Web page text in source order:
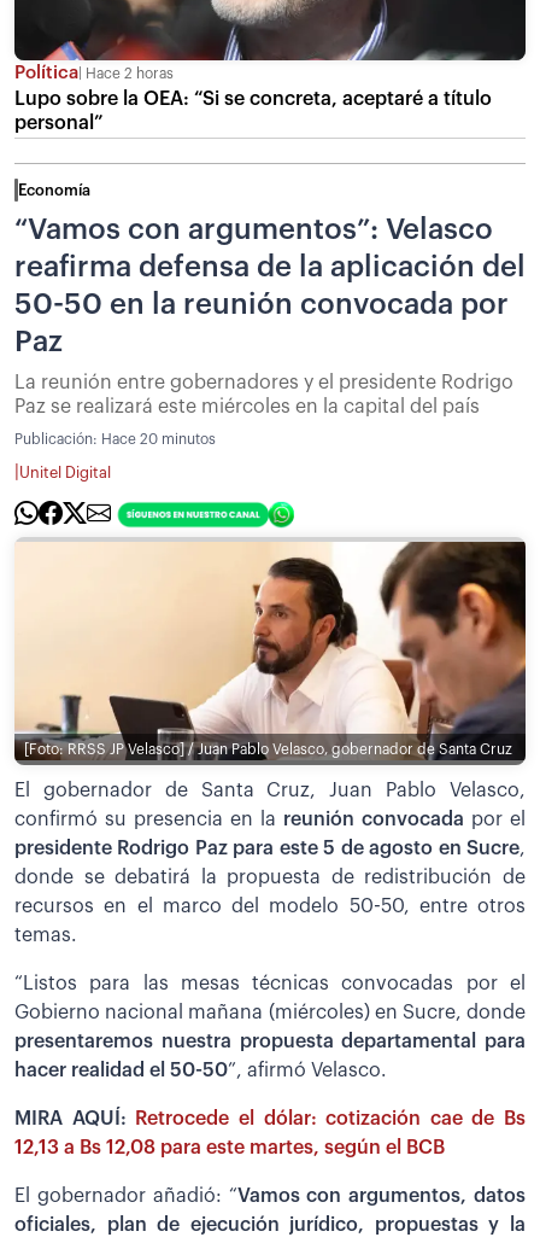
Política Hace 2 horas
Lupo sobre la OEA: “Si se concreta, aceptaré a título
personal”
Economía
“Vamos con argumentos”: Velasco
reafirma defensa de la aplicación del
50-50 en la reunión convocada por
Paz
La reunión entre gobernadores y el presidente Rodrigo
Paz se realizará este miércoles en la capital del país
Publicación: Hace 20 minutos
Unitel Digital
[Foto: RRSS JP Velasco] / Juan Pablo Velasco, gobernador de Santa Cruz
El gobernador de Santa Cruz, Juan Pablo Velasco,
confirmó su presencia en la reunión convocada por el
presidente Rodrigo Paz para este 5 de agosto en Sucre,
donde se debatirá la propuesta de redistribución de
recursos en el marco del modelo 50-50, entre otros
temas.
“Listos para las mesas técnicas convocadas por el
Gobierno nacional mañana (miércoles) en Sucre, donde
presentaremos nuestra propuesta departamental para
hacer realidad el 50-50”, afirmó Velasco.
MIRA AQUÍ:
Retrocede el dólar: cotización cae de Bs
12,13 a Bs 12,08 para este martes, según el BCB
El gobernador añadió: “Vamos con argumentos, datos
oficiales, plan de ejecución jurídico, propuestas y la